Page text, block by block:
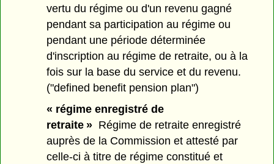
vertu du régime ou d'un revenu gagné
pendant sa participation au régime ou
pendant une période déterminée
d'inscription au régime de retraite, ou à la
fois sur la base du service et du revenu.
("defined benefit pension plan")
« régime enregistré de
retraite » Régime de retraite enregistré
auprès de la Commission et attesté par
celle-ci à titre de régime constitué et